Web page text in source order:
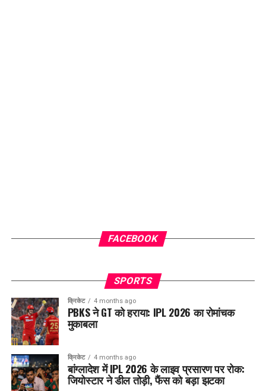
FACEBOOK
SPORTS
क्रिकेट 4 months ago
PBKS ने GT को हराया: IPL 2026 का रोमांचक
मुकाबला
क्रिकेट 4 months ago
बांग्लादेश में IPL 2026 के लाइव प्रसारण पर रोक:
जियोस्टार ने डील तोड़ी, फैंस को बड़ा झटका